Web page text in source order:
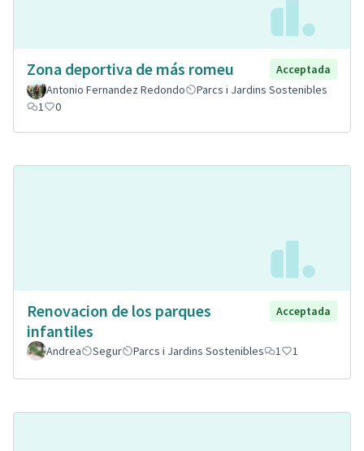
Zona deportiva de más romeu
Acceptada
Antonio Fernandez Redondo
Parcs i Jardins Sostenibles
1
0
Renovacion de los parques
infantiles
Acceptada
Andrea Segur Parcs i Jardins Sostenibles 1 1